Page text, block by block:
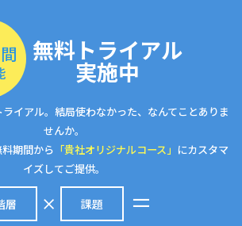
無料トライアル
実施中
イアル。結局使わなかった、なんてことありま
せんか。
期間から 「貴社オリジナルコース」 にカスタマ
イズしてご提供。
層 課題